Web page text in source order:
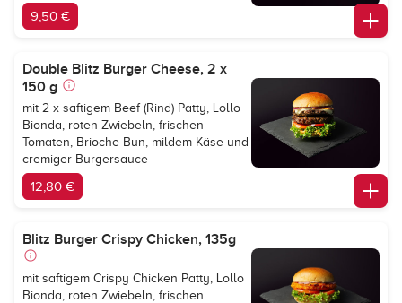
9,50 €
Double Blitz Burger Cheese, 2 x
150 g
mit 2 x saftigem Beef (Rind) Patty, Lollo
Bionda, roten Zwiebeln, frischen
Tomaten, Brioche Bun, mildem Käse und
cremiger Burgersauce
12,80 €
Blitz Burger Crispy Chicken, 135g
mit saftigem Crispy Chicken Patty, Lollo
Bionda, roten Zwiebeln, frischen